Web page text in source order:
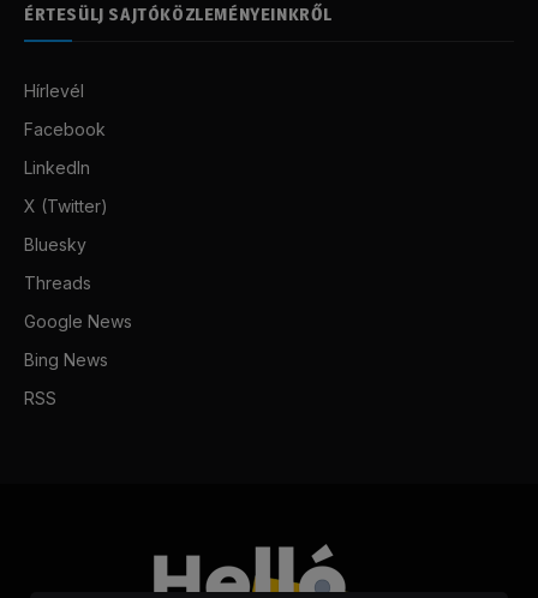
ÉRTESÜLJ SAJTÓKÖZLEMÉNYEINKRŐL
Hírlevél
Facebook
LinkedIn
X (Twitter)
Bluesky
Threads
Google News
Bing News
RSS